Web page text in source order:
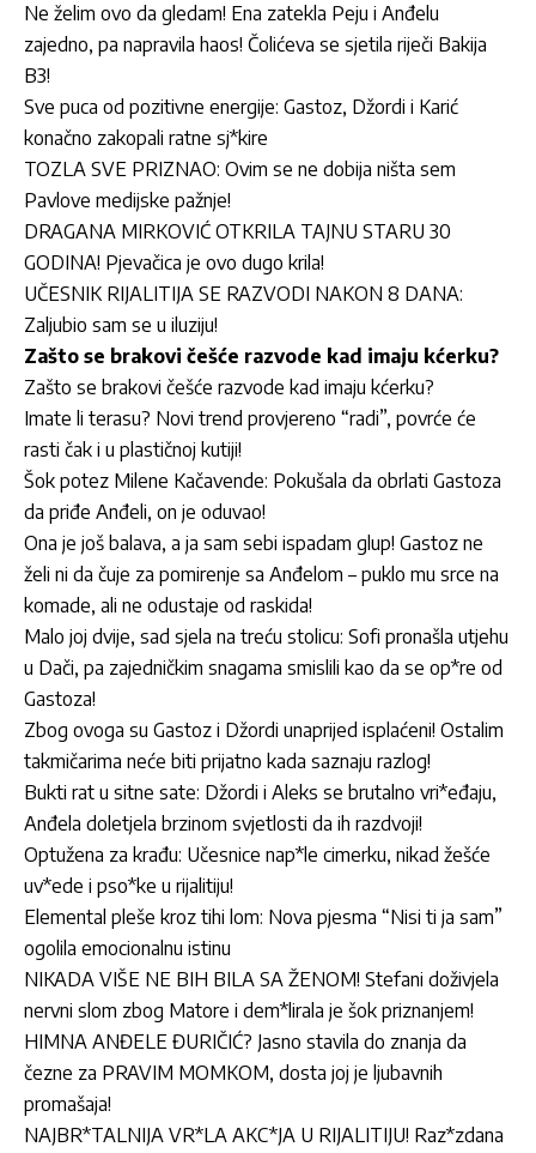
Ne želim ovo da gledam! Ena zatekla Peju i Anđelu
zajedno, pa napravila haos! Čolićeva se sjetila riječi Bakija
B3!
Sve puca od pozitivne energije: Gastoz, Džordi i Karić
konačno zakopali ratne sj*kire
TOZLA SVE PRIZNAO: Ovim se ne dobija ništa sem
Pavlove medijske pažnje!
DRAGANA MIRKOVIĆ OTKRILA TAJNU STARU 30
GODINA! Pjevačica je ovo dugo krila!
UČESNIK RIJALITIJA SE RAZVODI NAKON 8 DANA:
Zaljubio sam se u iluziju!
Zašto se brakovi češće razvode kad imaju kćerku?
Zašto se brakovi češće razvode kad imaju kćerku?
Imate li terasu? Novi trend provjereno “radi”, povrće će
rasti čak i u plastičnoj kutiji!
Šok potez Milene Kačavende: Pokušala da obrlati Gastoza
da priđe Anđeli, on je oduvao!
Ona je još balava, a ja sam sebi ispadam glup! Gastoz ne
želi ni da čuje za pomirenje sa Anđelom – puklo mu srce na
komade, ali ne odustaje od raskida!
Malo joj dvije, sad sjela na treću stolicu: Sofi pronašla utjehu
u Dači, pa zajedničkim snagama smislili kao da se op*re od
Gastoza!
Zbog ovoga su Gastoz i Džordi unaprijed isplaćeni! Ostalim
takmičarima neće biti prijatno kada saznaju razlog!
Bukti rat u sitne sate: Džordi i Aleks se brutalno vri*eđaju,
Anđela doletjela brzinom svjetlosti da ih razdvoji!
Optužena za krađu: Učesnice nap*le cimerku, nikad žešće
uv*ede i pso*ke u rijalitiju!
Elemental pleše kroz tihi lom: Nova pjesma “Nisi ti ja sam”
ogolila emocionalnu istinu
NIKADA VIŠE NE BIH BILA SA ŽENOM! Stefani doživjela
nervni slom zbog Matore i dem*lirala je šok priznanjem!
HIMNA ANĐELE ĐURIČIĆ? Jasno stavila do znanja da
čezne za PRAVIM MOMKOM, dosta joj je ljubavnih
promašaja!
NAJBR*TALNIJA VR*LA AKC*JA U RIJALITIJU! Raz*zdana